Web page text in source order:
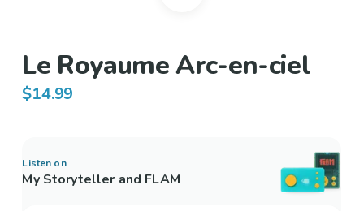
Le Royaume Arc-en-ciel
$14.99
Listen on
My Storyteller and FLAM